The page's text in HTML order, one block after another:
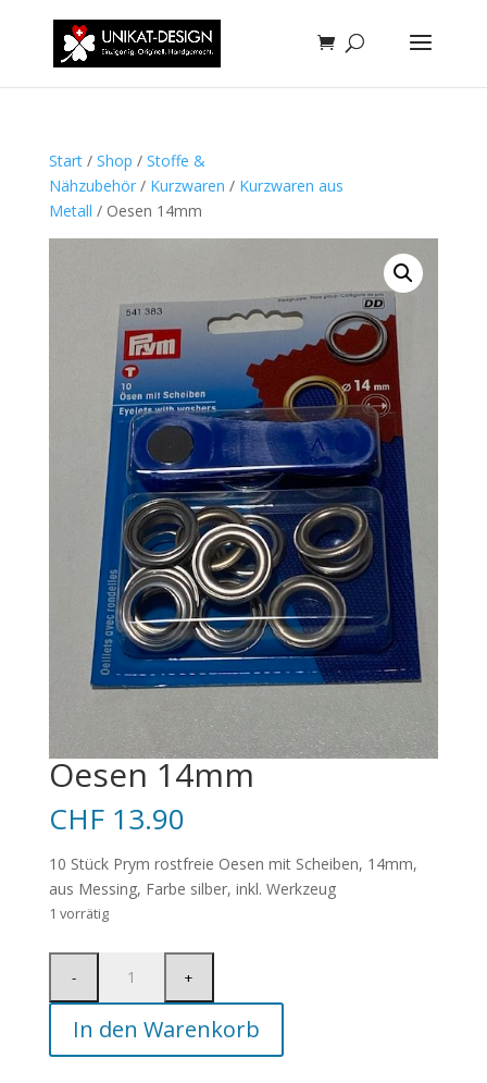
Start/ Shop / Stoffe &
Nähzubehör/ Kurzwaren / Kurzwaren aus
Metall / Oesen 14mm
Oesen 14mm
CHF13.90
10 Stück Prym rostfreie Oesen mit Scheiben, 14mm,
aus Messing, Farbe silber, inkl. Werkzeug
1 vorrätig
In den Warenkorb